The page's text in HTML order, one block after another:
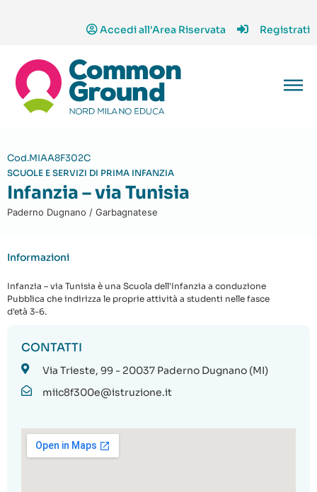
Accedi all'Area Riservata Registrati
Cod.MIAA8F302C
SCUOLE E SERVIZI DI PRIMA INFANZIA
Infanzia – via Tunisia
Paderno Dugnano / Garbagnatese
Informazioni
Infanzia – via Tunisia è una Scuola dell'Infanzia a conduzione
Pubblica che indirizza le proprie attività a studenti nelle fasce
d'età 3-6.
CONTATTI
Via Trieste, 99 - 20037 Paderno Dugnano (MI)
miic8f300e@istruzione.it